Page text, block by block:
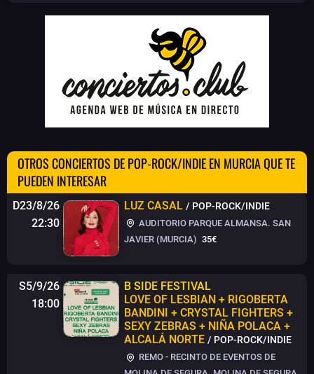
OTROS CONCIERTOS DE POP-ROCK/INDIE EN MURCIA QUE TE
PUEDEN INTERESAR
D23/8/26
22:30
LUZ CASAL / POP-ROCK/INDIE
AUDITORIO PARQUE ALMANSA. SAN
JAVIER (MURCIA) 35€
S5/9/26
18:00
B SIDE FESTIVAL
LOVE OF LESBIAN + RIGOBERTA
BANDINI + CRYSTAL FIGHTERS +
SEXY ZEBRAS + NIÑA POLACA +
ALCALÁ NORTE / POP-ROCK/INDIE
REMO - RECINTO DE EVENTOS DE